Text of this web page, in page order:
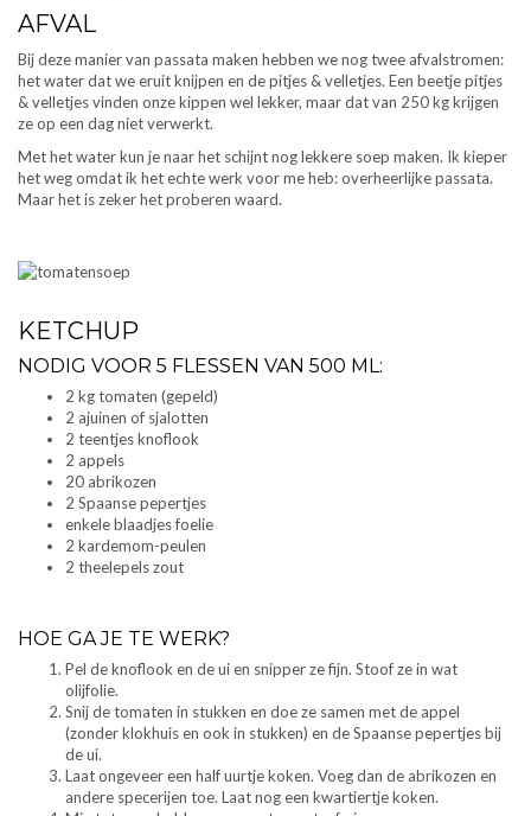
AFVAL
Bij deze manier van passata maken hebben we nog twee afvalstromen:
het water dat we eruit knijpen en de pitjes & velletjes. Een beetje pitjes
& velletjes vinden onze kippen wel lekker, maar dat van 250 kg krijgen
ze op een dag niet verwerkt.
Met het water kun je naar het schijnt nog lekkere soep maken. Ik kieper
het weg omdat ik het echte werk voor me heb: overheerlijke passata.
Maar het is zeker het proberen waard.
KETCHUP
NODIG VOOR 5 FLESSEN VAN 500 ML:
2 kg tomaten (gepeld)
2 ajuinen of sjalotten
2 teentjes knoflook
2 appels
20 abrikozen
2 Spaanse pepertjes
enkele blaadjes foelie
2 kardemom-peulen
2 theelepels zout
HOE GA JE TE WERK?
Pel de knoflook en de ui en snipper ze fijn. Stoof ze in wat
olijfolie.
Snij de tomaten in stukken en doe ze samen met de appel
(zonder klokhuis en ook in stukken) en de Spaanse pepertjes bij
de ui.
Laat ongeveer een half uurtje koken. Voeg dan de abrikozen en
andere specerijen toe. Laat nog een kwartiertje koken.